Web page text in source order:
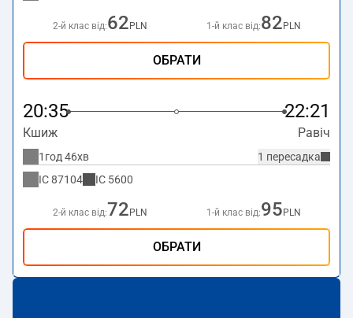
2-й клас від:62 PLN 1-й клас від:82 PLN
ОБРАТИ
20:35 22:21
Кшиж Равіч
1 пересадка
1год 46хв
IC87104 IC 5600
2-й клас від:72 PLN 1-й клас від:95 PLN
ОБРАТИ